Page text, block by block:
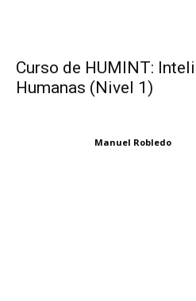
Curso de HUMINT:
Humanas (Nivel 1)
Manuel Robledo